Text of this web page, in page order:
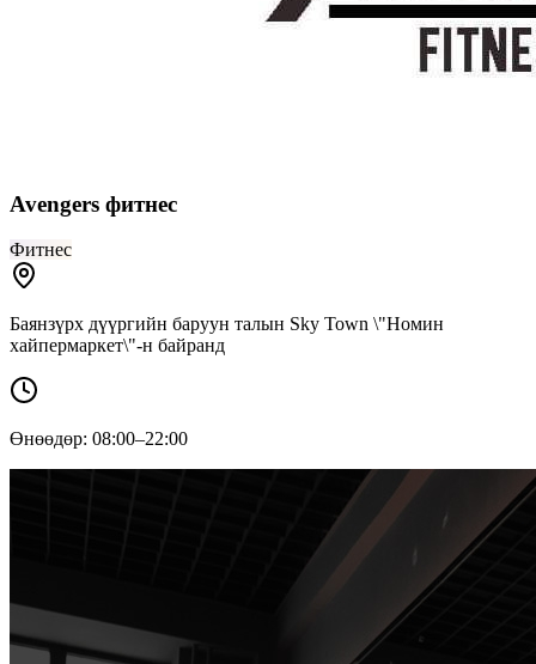
Avengers фитнес
Фитнес
Баянзүрх дүүргийн баруун талын Sky Town \"Номин
хайпермаркет\"-н байранд
Өнөөдөр: 08:00–22:00